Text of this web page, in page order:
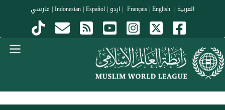
تجاوز إلى المحتوى الرئيسي
العربية|
|English
| اردو|
Indonesian |Español
| فارسي